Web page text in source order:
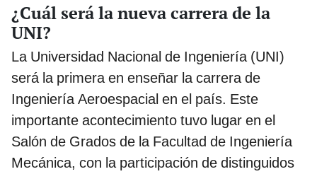
¿Cuál será la nueva carrera de la
UNI?
La Universidad Nacional de Ingeniería (UNI)
será la primera en enseñar la carrera de
Ingeniería Aeroespacial en el país. Este
importante acontecimiento tuvo lugar en el
Salón de Grados de la Facultad de Ingeniería
Mecánica, con la participación de distinguidos